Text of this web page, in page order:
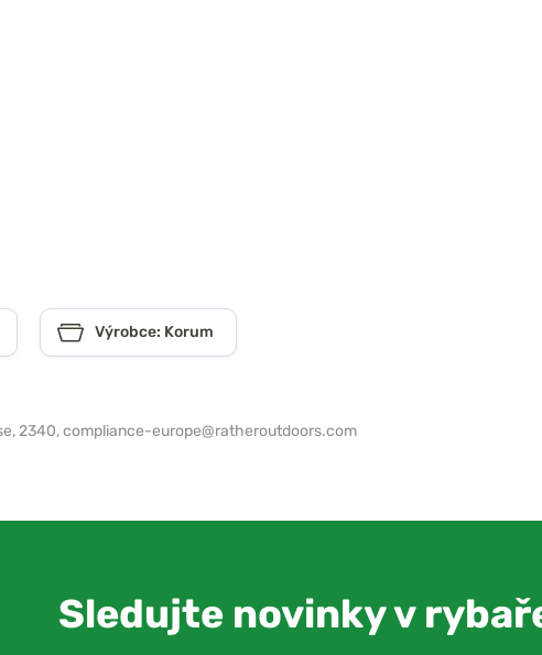
Výrobce: Korum
2340,compliance-europe@ratheroutdoors.com
Sledujte novinky v